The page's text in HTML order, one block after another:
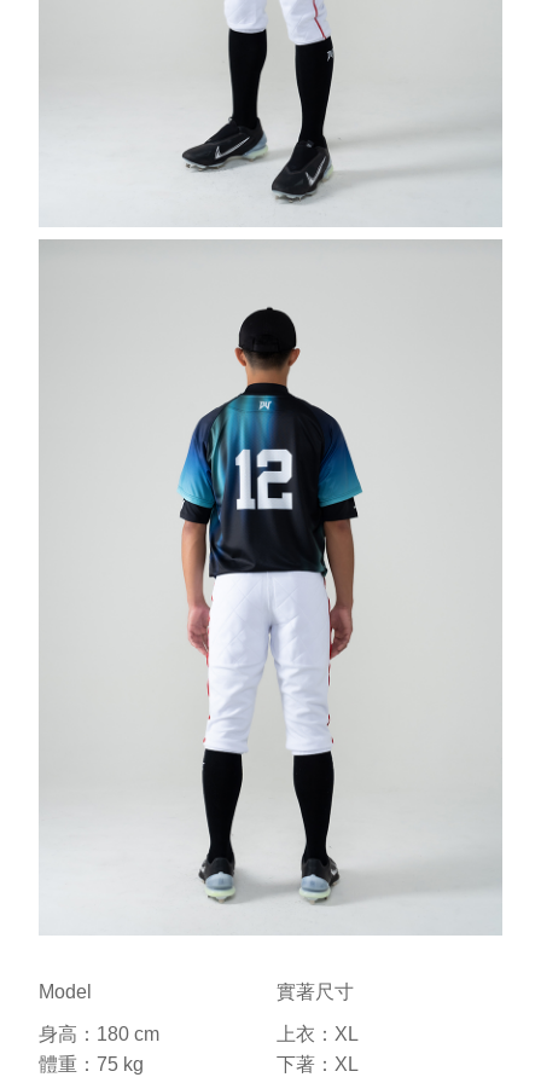
Model
身高：180 cm
體重：75 kg
實著尺寸
上衣：XL
下著：XL